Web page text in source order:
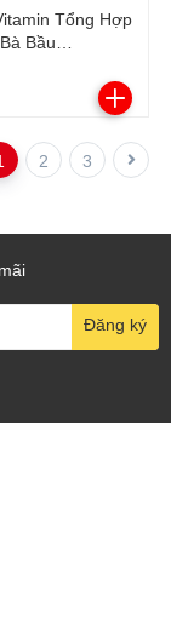
Tổng Hợp
Bầu
Gold (60
2 3
Đăng ký